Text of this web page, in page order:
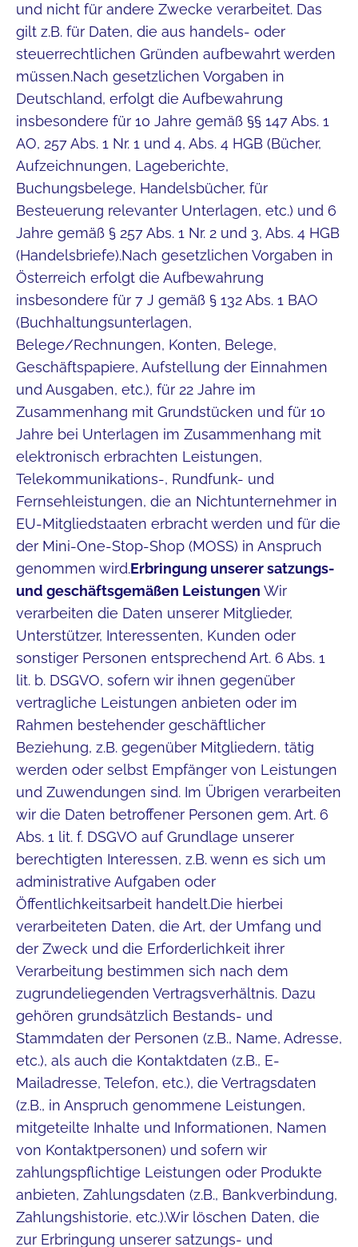
und nicht für andere Zwecke verarbeitet. Das
gilt z.B. für Daten, die aus handels- oder
steuerrechtlichen Gründen aufbewahrt werden
müssen.Nach gesetzlichen Vorgaben in
Deutschland, erfolgt die Aufbewahrung
insbesondere für 10 Jahre gemäß §§ 147 Abs. 1
AO, 257 Abs. 1 Nr. 1 und 4, Abs. 4 HGB (Bücher,
Aufzeichnungen, Lageberichte,
Buchungsbelege, Handelsbücher, für
Besteuerung relevanter Unterlagen, etc.) und 6
Jahre gemäß § 257 Abs. 1 Nr. 2 und 3, Abs. 4 HGB
(Handelsbriefe).Nach gesetzlichen Vorgaben in
Österreich erfolgt die Aufbewahrung
insbesondere für 7 J gemäß § 132 Abs. 1 BAO
(Buchhaltungsunterlagen,
Belege/Rechnungen, Konten, Belege,
Geschäftspapiere, Aufstellung der Einnahmen
und Ausgaben, etc.), für 22 Jahre im
Zusammenhang mit Grundstücken und für 10
Jahre bei Unterlagen im Zusammenhang mit
elektronisch erbrachten Leistungen,
Telekommunikations-, Rundfunk- und
Fernsehleistungen, die an Nichtunternehmer in
EU-Mitgliedstaaten erbracht werden und für die
der Mini-One-Stop-Shop (MOSS) in Anspruch
genommen wird.Erbringung unserer satzungs-
und geschäftsgemäßen Leistungen Wir
verarbeiten die Daten unserer Mitglieder,
Unterstützer, Interessenten, Kunden oder
sonstiger Personen entsprechend Art. 6 Abs. 1
lit. b. DSGVO, sofern wir ihnen gegenüber
vertragliche Leistungen anbieten oder im
Rahmen bestehender geschäftlicher
Beziehung, z.B. gegenüber Mitgliedern, tätig
werden oder selbst Empfänger von Leistungen
und Zuwendungen sind. Im Übrigen verarbeiten
wir die Daten betroffener Personen gem. Art. 6
Abs. 1 lit. f. DSGVO auf Grundlage unserer
berechtigten Interessen, z.B. wenn es sich um
administrative Aufgaben oder
Öffentlichkeitsarbeit handelt.Die hierbei
verarbeiteten Daten, die Art, der Umfang und
der Zweck und die Erforderlichkeit ihrer
Verarbeitung bestimmen sich nach dem
zugrundeliegenden Vertragsverhältnis. Dazu
gehören grundsätzlich Bestands- und
Stammdaten der Personen (z.B., Name, Adresse,
etc.), als auch die Kontaktdaten (z.B., E-
Mailadresse, Telefon, etc.), die Vertragsdaten
(z.B., in Anspruch genommene Leistungen,
mitgeteilte Inhalte und Informationen, Namen
von Kontaktpersonen) und sofern wir
zahlungspflichtige Leistungen oder Produkte
anbieten, Zahlungsdaten (z.B., Bankverbindung,
Zahlungshistorie, etc.).Wir löschen Daten, die
zur Erbringung unserer satzungs- und